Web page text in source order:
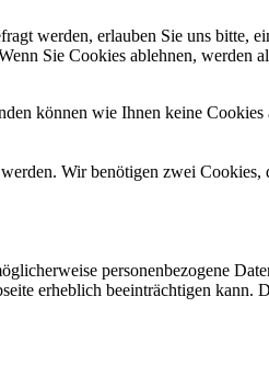
werden, erlauben Sie uns bitte,
Sie Cookies ablehnen, werden
können wie Ihnen keine
Wir benötigen zwei Cookies,
personenbezogene
erheblich beeinträchtigen kann.